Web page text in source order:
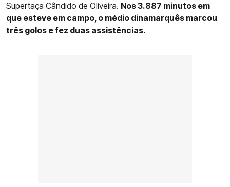
Supertaça Cândido de Oliveira. Nos 3.887 minutos em
que esteve em campo, o médio dinamarquês marcou
três golos e fez duas assistências.